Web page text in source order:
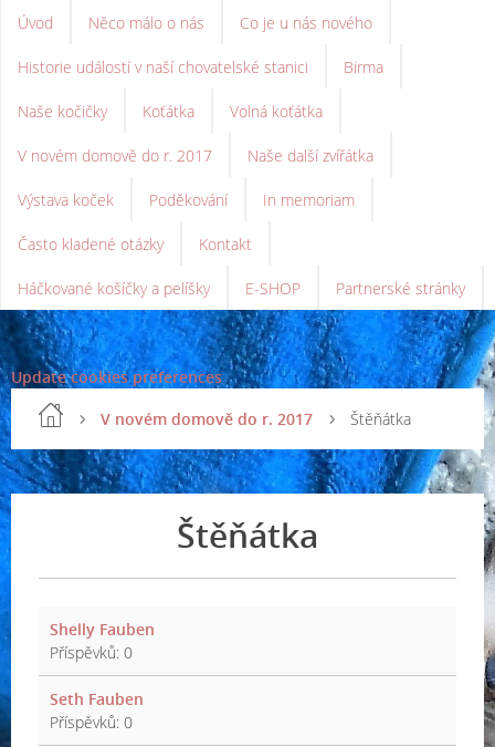
Úvod Něco málo o nás Co je u nás nového
Historie událostí v naší chovatelské stanici Birma
Naše kočičky Koťátka Volná koťátka
V novém domově do r. 2017 Naše další zvířátka
Výstava koček Poděkování In memoriam
Často kladené otázky Kontakt
Háčkované košíčky a pelíšky E-SHOP Partnerské stránky
Update cookies preferences
V novém domově do r. 2017
Štěňátka
Štěňátka
Shelly Fauben
Příspěvků: 0
Seth Fauben
Příspěvků: 0